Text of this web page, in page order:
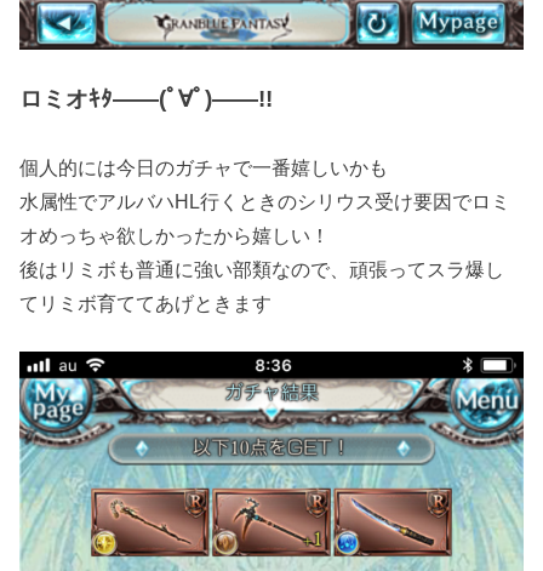
ロミオｷﾀ――(ﾟ∀ﾟ)――!!
個人的には今日のガチャで一番嬉しいかも
水属性でアルバハHL行くときのシリウス受け要因でロミ
オめっちゃ欲しかったから嬉しい！
後はリミボも普通に強い部類なので、頑張ってスラ爆し
てリミボ育ててあげときます